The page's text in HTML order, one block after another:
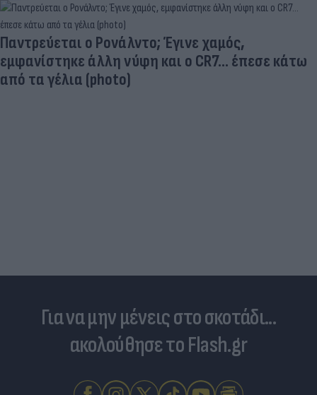
Παντρεύεται ο Ρονάλντο; Έγινε χαμός,
εμφανίστηκε άλλη νύφη και ο CR7… έπεσε κάτω
από τα γέλια (photo)
Για να μην μένεις στο σκοτάδι...
ακολούθησε το Flash.gr